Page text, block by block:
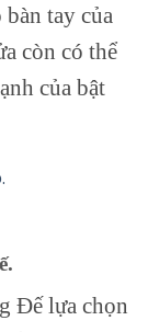
tay của
còn có thể
của bật
Đế lựa chọn